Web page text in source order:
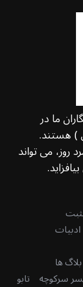
ما در
) هستند.
روز، می تواند
ادبیات
بلاگ ها
سرکوچه تابو